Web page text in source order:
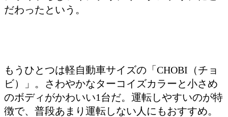
だわったという。
もうひとつは軽自動車サイズの「CHOBI（チョ
ビ）」。さわやかなターコイズカラーと小さめ
のボディがかわいい1台だ。運転しやすいのが特
徴で、普段あまり運転しない人にもおすすめ。